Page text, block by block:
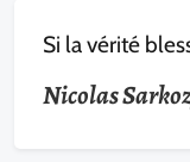
Si la vérité
Nicolas